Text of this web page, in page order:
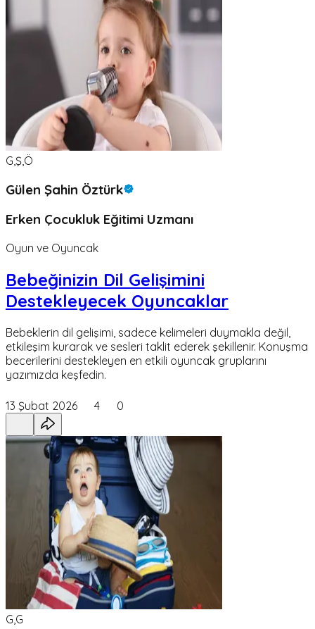
G,Ş,Ö
Gülen Şahin Öztürk
Erken Çocukluk Eğitimi Uzmanı
Oyun ve Oyuncak
Bebeğinizin Dil Gelişimini
Destekleyecek Oyuncaklar
Bebeklerin dil gelişimi, sadece kelimeleri duymakla değil,
etkileşim kurarak ve sesleri taklit ederek şekillenir. Konuşma
becerilerini destekleyen en etkili oyuncak gruplarını
yazımızda keşfedin.
13 Şubat 2026 4 0
G,G